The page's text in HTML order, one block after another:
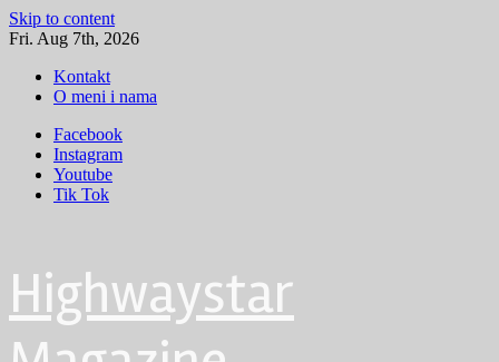
Skip to content
Fri. Aug 7th, 2026
Kontakt
O meni i nama
Facebook
Instagram
Youtube
Tik Tok
Highwaystar